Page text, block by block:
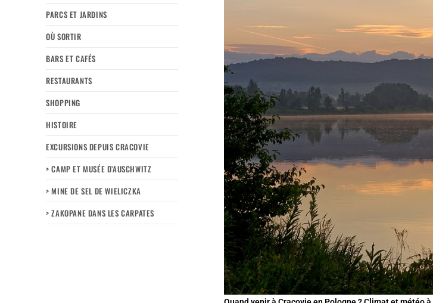
PARCS ET JARDINS
OÙ SORTIR
BARS ET CAFÉS
RESTAURANTS
SHOPPING
HISTOIRE
EXCURSIONS DEPUIS CRACOVIE
> CAMP ET MUSÉE D’AUSCHWITZ
> MINE DE SEL DE WIELICZKA
> ZAKOPANE DANS LES CARPATES